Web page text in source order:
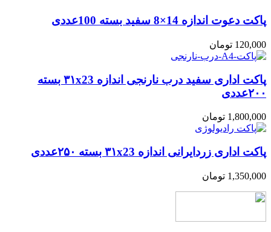
پاکت دعوت اندازه 14×8 سفید بسته 100عددی
120,000 تومان
پاکت اداری سفید درب نارنجی اندازه ۳۱x23 بسته
۲۰۰عددی
1,800,000 تومان
پاکت اداری زردایرانی اندازه ۳۱x23 بسته ۲۵۰عددی
1,350,000 تومان